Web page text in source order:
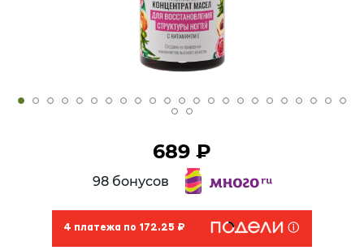
689 ₽
98 бонусов
4 платежа по 172.25 ₽